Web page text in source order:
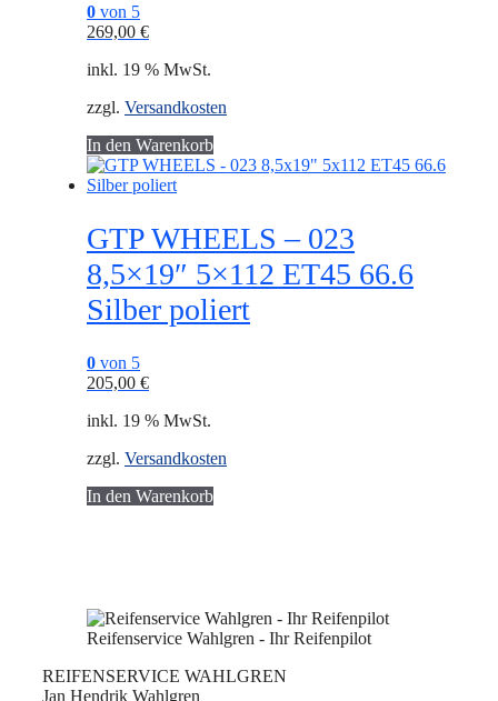
0 von 5
269,00 €
inkl. 19 % MwSt.
zzgl. Versandkosten
In den Warenkorb
GTP WHEELS – 023
8,5×19″ 5×112 ET45 66.6
Silber poliert
0 von 5
205,00 €
inkl. 19 % MwSt.
zzgl. Versandkosten
In den Warenkorb
Reifenservice Wahlgren - Ihr Reifenpilot
REIFENSERVICE WAHLGREN
Jan Hendrik Wahlgren